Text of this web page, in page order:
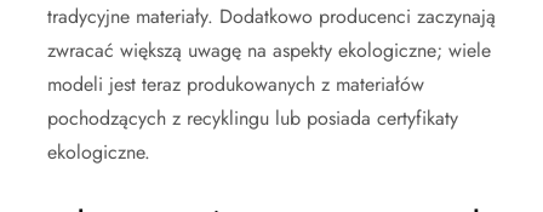
tradycyjne materiały. Dodatkowo producenci zaczynają
zwracać większą uwagę na aspekty ekologiczne; wiele
modeli jest teraz produkowanych z materiałów
pochodzących z recyklingu lub posiada certyfikaty
ekologiczne.